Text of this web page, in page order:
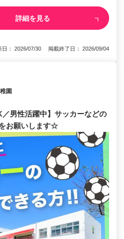
詳細を見る
日： 2026/07/30 掲載終了日： 2026/09/04
園
／男性活躍中】サッカーなどの
お願いします☆